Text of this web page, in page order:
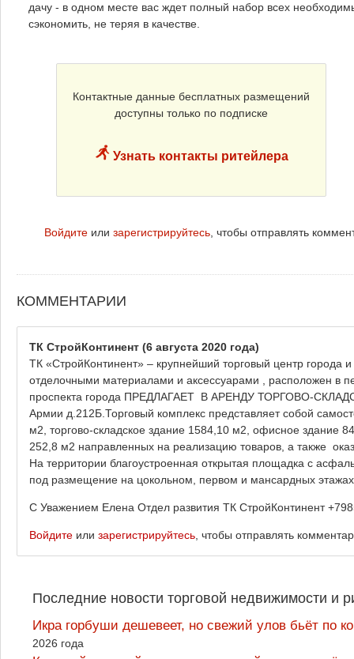
дачу - в одном месте вас ждет полный набор всех
сэкономить, не теряя в качестве.
Контактные данные бесплатных размещений
доступны только по подписке
Узнать контакты ритейлера
Войдите или зарегистрируйтесь, чтобы отправлять
КОММЕНТАРИИ
ТК СтройКонтинент (6 августа 2020 года)
ТК «СтройКонтинент» – крупнейший торговый центр
отделочными материалами и аксессуарами , расположен в
проспекта города ПРЕДЛАГАЕТ В АРЕНДУ ТОРГОВО-
Армии д.212Б.Торговый комплекс представляет собой
м2, торгово-складское здание 1584,10 м2, офисное здание
252,8 м2 направленных на реализацию товаров, а также
На территории благоустроенная открытая площадка с
под размещение на цокольном, первом и мансардных
С Уважением Елена Отдел развития ТК СтройКонтинент
Войдите или зарегистрируйтесь , чтобы отправлять
Последние новости торговой недвижимости и
Икра горбуши дешевеет, но свежий улов бьёт по
2026 года